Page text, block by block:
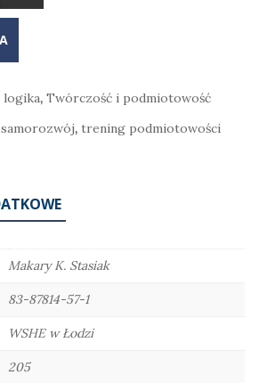
logika, Twórczość i podmiotowość
samorozwój, trening podmiotowości
Makary K. Stasiak
83-87814-57-1
WSHE w Łodzi
205